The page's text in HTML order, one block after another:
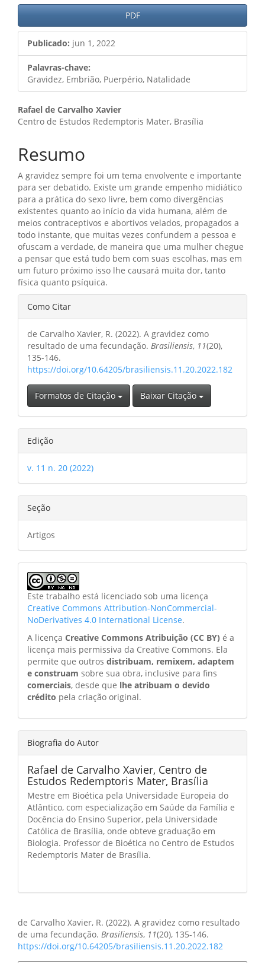
PDF
Publicado: jun 1, 2022
Palavras-chave:
Gravidez, Embrião, Puerpério, Natalidade
Conteúdo
do
artigo
principal
Rafael de Carvalho Xavier
Centro de Estudos Redemptoris Mater, Brasília
Resumo
A gravidez sempre foi um tema envolvente e importante
para ser debatido. Existe um grande empenho midiático
para a prática do sexo livre, bem como divergências
existentes quanto ao início da vida humana, além de
meios contraceptivos e abortivos velados, propagados a
todo instante, que muitas vezes confundem a pessoa e
ofuscam a verdade, de maneira que uma mulher chegue
a pensar que está tudo bem com suas escolhas, mas em
um futuro próximo isso lhe causará muita dor, tanto
física quanto psíquica.
Detalhes
do
artigo
Como Citar
de Carvalho Xavier, R. (2022). A gravidez como
resultado de uma fecundação. Brasiliensis, 11(20),
135-146.
https://doi.org/10.64205/brasiliensis.11.20.2022.182
Formatos de Citação Baixar Citação
Edição
v. 11 n. 20 (2022)
Seção
Artigos
Este trabalho está licenciado sob uma licença
Creative Commons Attribution-NonCommercial-
NoDerivatives 4.0 International License.
A licença Creative Commons Atribuição (CC BY) é a
licença mais permissiva da Creative Commons. Ela
permite que outros distribuam, remixem, adaptem
e construam sobre sua obra, inclusive para fins
comerciais, desde que lhe atribuam o devido
crédito pela criação original.
Biografia do Autor
Rafael de Carvalho Xavier, Centro de
Estudos Redemptoris Mater, Brasília
Mestre em Bioética pela Universidade Europeia do
Atlântico, com especialização em Saúde da Família e
Docência do Ensino Superior, pela Universidade
Católica de Brasília, onde obteve graduação em
Biologia. Professor de Bioética no Centro de Estudos
Redemptoris Mater de Brasília.
de Carvalho Xavier, R. (2022). A gravidez como resultado
de uma fecundação. Brasiliensis, 11(20), 135-146.
https://doi.org/10.64205/brasiliensis.11.20.2022.182